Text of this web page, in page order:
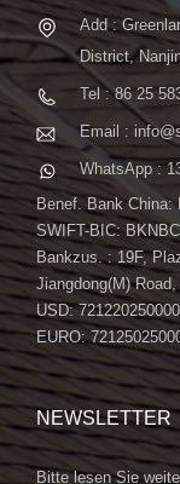
Add :
District,
Tel : 86 25
Email :
WhatsApp :
Benef. Bank China:
SWIFT-BIC:
Bankzus. : 19F,
Jiangdong(M)
USD:
EURO:
NEWSLETTER
Bitte lesen Sie